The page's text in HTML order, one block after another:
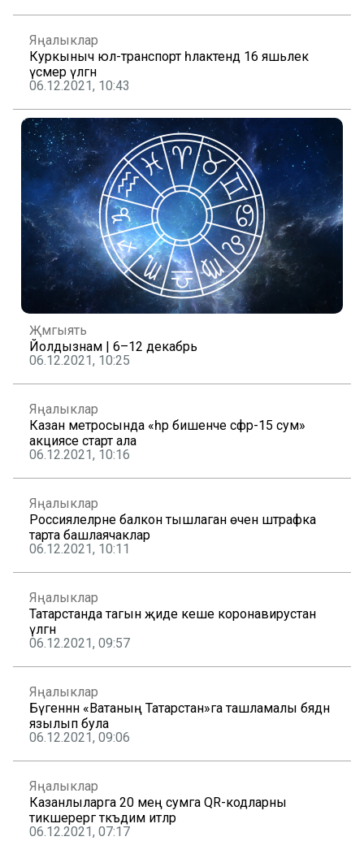
Яңалыклар
Куркыныч юл-транспорт һәлакәтендә 16 яшьлек
үсмер үлгән
06.12.2021, 10:43
Җәмгыять
Йолдызнамә | 6–12 декабрь
06.12.2021, 10:25
Яңалыклар
Казан метросында «һәр бишенче сәфәр-15 сум»
акциясе старт ала
06.12.2021, 10:16
Яңалыклар
Россиялеләрне балкон тышлаган өчен штрафка
тарта башлаячаклар
06.12.2021, 10:11
Яңалыклар
Татарстанда тагын җиде кеше коронавирустан
үлгән
06.12.2021, 09:57
Яңалыклар
Бүгеннән «Ватаның Татарстан»га ташламалы бәядән
язылып була
06.12.2021, 09:06
Яңалыклар
Казанлыларга 20 мең сумга QR-кодларны
тикшерергә тәкъдим итәләр
06.12.2021, 07:17